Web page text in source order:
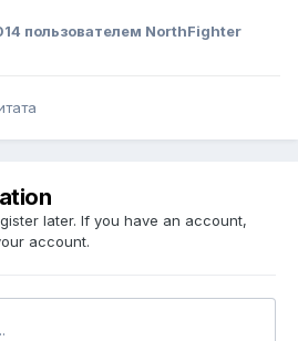
пользователем NorthFighter
later. If you have an account,
account.